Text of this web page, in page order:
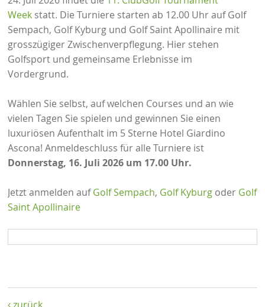
Week statt. Die Turniere starten ab 12.00 Uhr auf Golf
Sempach, Golf Kyburg und Golf Saint Apollinaire mit
grosszügiger Zwischenverpflegung. Hier stehen
Golfsport und gemeinsame Erlebnisse im
Vordergrund.
Wählen Sie selbst, auf welchen Courses und an wie
vielen Tagen Sie spielen und gewinnen Sie einen
luxuriösen Aufenthalt im 5 Sterne Hotel Giardino
Ascona! Anmeldeschluss für alle Turniere ist
Donnerstag, 16. Juli 2026 um 17.00 Uhr.
Jetzt anmelden aufGolf Sempach, Golf Kyburg oder Golf
Saint Apollinaire
 zurück